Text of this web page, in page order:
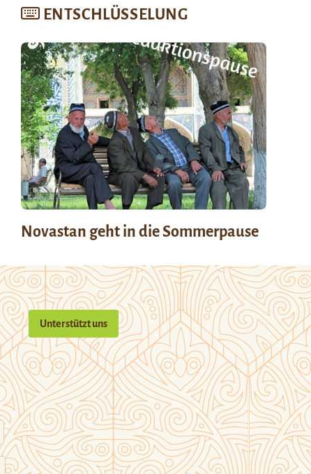
ENTSCHLÜSSELUNG
Novastan geht in die Sommerpause
Unterstützt uns